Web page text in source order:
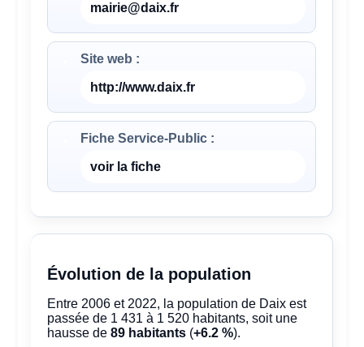
mairie@daix.fr
Site web :
http://www.daix.fr
Fiche Service-Public :
voir la fiche
Évolution de la population
Entre 2006 et 2022, la population de Daix est
passée de 1 431 à 1 520 habitants, soit une
hausse de89 habitants (+6.2 %).